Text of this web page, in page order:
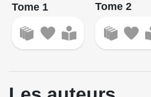
Tome 1 Tome 2